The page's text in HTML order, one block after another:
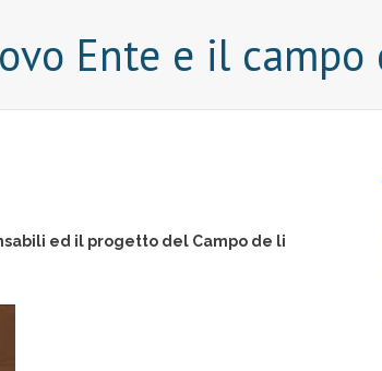
Ente e il campo
ed il progetto del Campo de li